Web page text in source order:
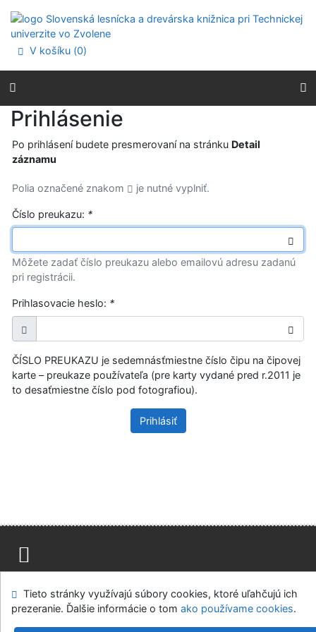
Prejsť na menu
Prehlásenie o webovej prístupnosti
V košíku (0)
Prihlásenie
Po prihlásení budete presmerovaní na stránku Detail
záznamu
Polia označené znakom je nutné vyplniť.
Číslo preukazu: *
Môžete zadať číslo preukazu alebo emailovú adresu zadanú
pri registrácii.
Prihlasovacie heslo: *
ČÍSLO PREUKAZU je sedemnásťmiestne číslo čipu na čipovej
karte – preukaze používateľa (pre karty vydané pred r.2011 je
to desaťmiestne číslo pod fotografiou).
Prihlásiť
Modul OpenSearch
Napíšte nám Nastavenie cookies
Tieto stránky využívajú súbory cookies, ktoré uľahčujú ich
prezeranie. Ďalšie informácie o tom ako používame cookies.